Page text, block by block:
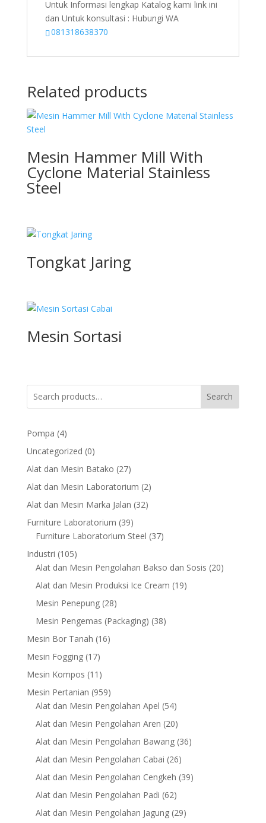
Untuk Informasi lengkap Katalog kami link ini
dan Untuk konsultasi : Hubungi WA
081318638370
Related products
Mesin Hammer Mill With
Cyclone Material Stainless
Steel
Tongkat Jaring
Mesin Sortasi
Search
Pompa 44
products
Uncategorized 00
products
Alat dan Mesin Batako 2727
products
Alat dan Mesin Laboratorium 22
Alat dan Mesin Marka Jalan 3232
Furniture Laboratorium 3939
products
Furniture Laboratorium Steel 3737
Industri 105105
products
Alat dan Mesin Pengolahan Bakso dan Sosis 2020
Alat dan Mesin Produksi Ice Cream 1919
Mesin Penepung 2828
products
Mesin Pengemas (Packaging) 3838
Mesin Bor Tanah 1616
Mesin Fogging 1717
products
Mesin Kompos 11 11
products
Mesin Pertanian 959959
products
Alat dan Mesin Pengolahan Apel 5454
products
Alat dan Mesin Pengolahan Aren 2020
products
Alat dan Mesin Pengolahan Bawang 3636
Alat dan Mesin Pengolahan Cabai 2626
products
Alat dan Mesin Pengolahan Cengkeh 3939
Alat dan Mesin Pengolahan Padi 6262
products
Alat dan Mesin Pengolahan Jagung 2929